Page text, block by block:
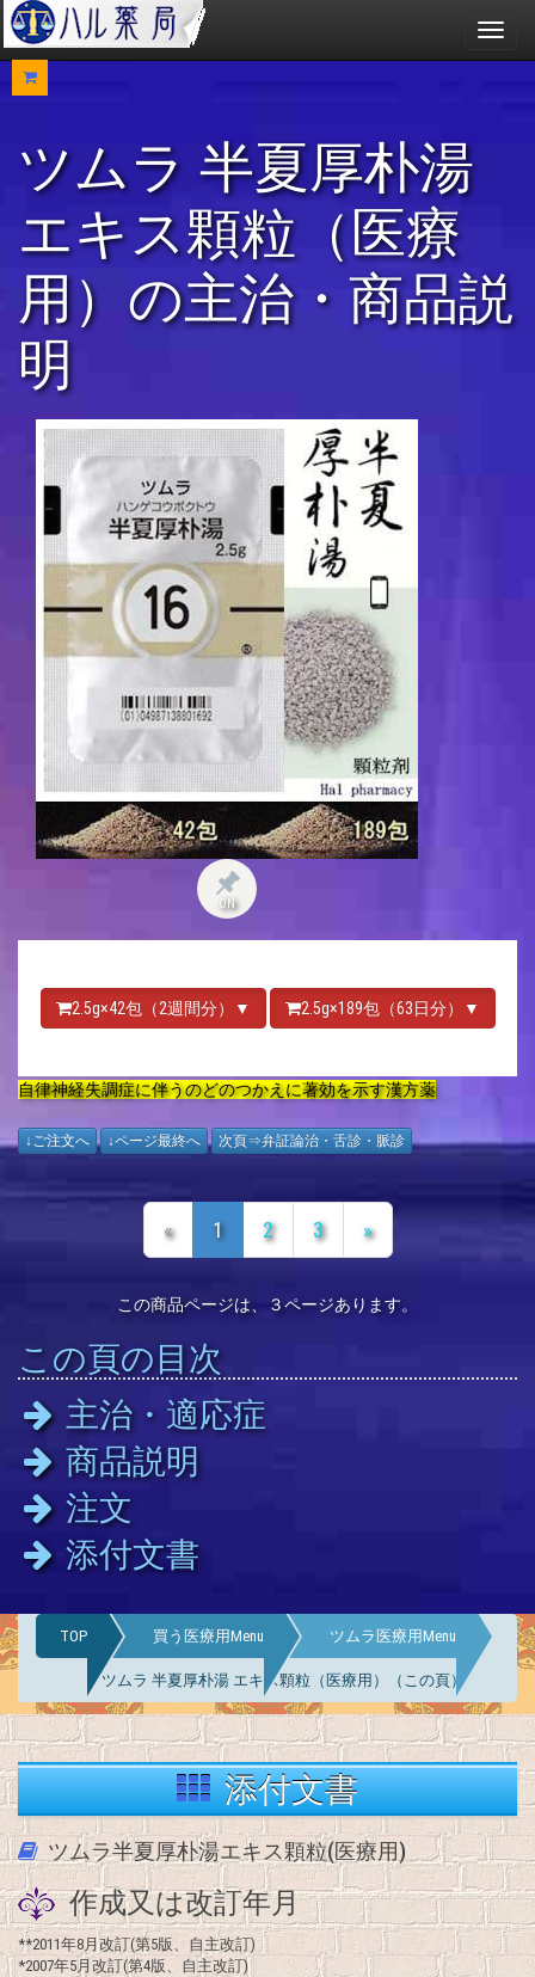
メ
ニ
ツムラ 半夏厚朴湯
エキス顆粒（医療
用）の主治・商品説
明
ON
2.5g×42包（2週間分）▼ 2.5g×189包（63日分）▼
自律神経失調症に伴うのどのつかえに著効を示す漢方薬
↓ご注文へ ↓ページ最終へ 次頁⇒弁証論治・舌診・脈診
« 1 2 3 »
この商品ページは、３ページあります。
この頁の目次
主治・適応症
商品説明
注文
添付文書
TOP 買う医療用Menu ツムラ医療用Menu
ツムラ 半夏厚朴湯 エキス顆粒（医療用）（この頁）
添付文書
ツムラ半夏厚朴湯エキス顆粒(医療用)
作成又は改訂年月
**2011年8月改訂(第5版、自主改訂)
*2007年5月改訂(第4版、自主改訂)